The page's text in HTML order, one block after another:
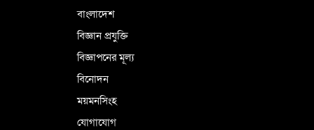
বাংলাদেশ
বিজ্ঞান প্রযুক্তি
বিজ্ঞাপনের মূল্য
বিনোদন
ময়মনসিংহ
যোগাযোগ